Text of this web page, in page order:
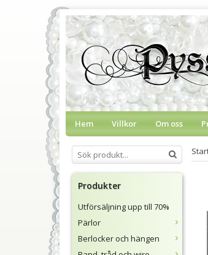
Hem Villkor Om oss
Produkter
Utförsäljning upp till 70%
Pärlor
Berlocker och hängen